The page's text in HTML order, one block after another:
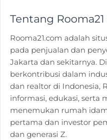
Tentang Rooma21
Rooma21.com adalah
pada penjualan dan
Jakarta dan sekitarnya.
berkontribusi dalam
dan realtor di Indonesia,
informasi, edukasi, serta
menemukan rumah
pertama dan investor
dan generasi Z.